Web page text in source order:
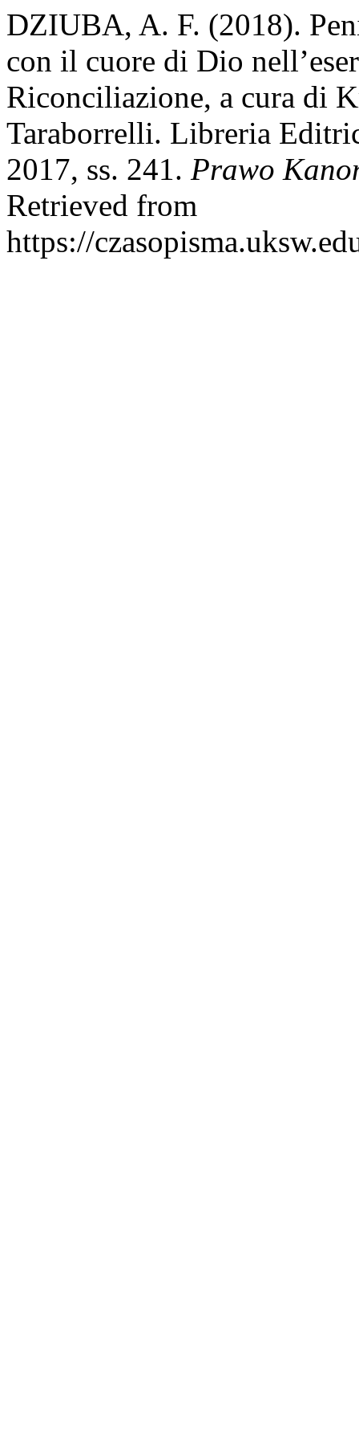
DZIUBA, A. F. (2018).
con il cuore di Dio
Riconciliazione, a cura di
Taraborrelli. Libreria
2017, ss. 241. Prawo
Retrieved from
https://